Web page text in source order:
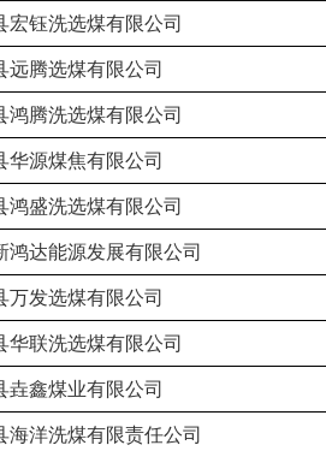
宏钰洗选煤有限公司
远腾选煤有限公司
鸿腾洗选煤有限公司
华源煤焦有限公司
鸿盛洗选煤有限公司
鸿达能源发展有限公司
万发选煤有限公司
华联洗选煤有限公司
垚鑫煤业有限公司
海洋洗煤有限责任公司